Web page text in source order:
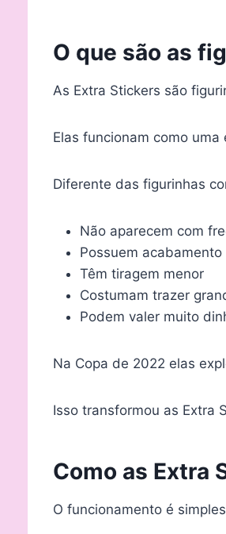
O que são as
As Extra Stickers são
Elas funcionam como uma
Diferente das figurinhas
Não aparecem com
Possuem
Têm tiragem menor
Costumam trazer
Podem valer muito
Na Copa de 2022 elas
Isso transformou as Extra
Como as Extra
O funcionamento é